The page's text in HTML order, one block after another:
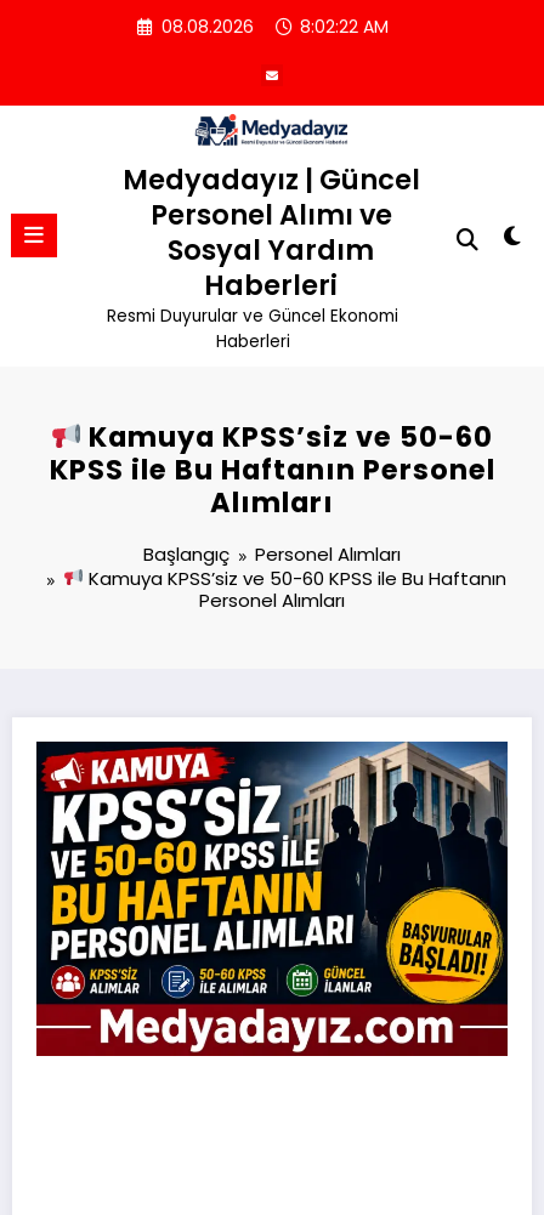
08.08.2026 8:02:23 AM
Medyadayız | Güncel
Personel Alımı ve
Sosyal Yardım
Haberleri
Resmi Duyurular ve Güncel Ekonomi
Haberleri
Kamuya KPSS’siz ve 50-60
KPSS ile Bu Haftanın Personel
Alımları
Başlangıç
Personel Alımları
Kamuya KPSS’siz ve 50-60 KPSS ile Bu Haftanın
Personel Alımları